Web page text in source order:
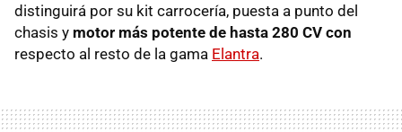
distinguirá por su kit carrocería, puesta a punto del
chasis y motor más potente de hasta 280 CV con
respecto al resto de la gama Elantra.